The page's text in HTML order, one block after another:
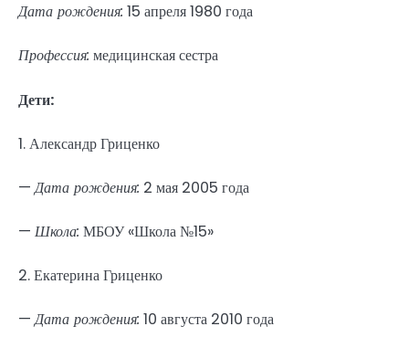
Дата рождения: 15 апреля 1980 года
Профессия: медицинская сестра
Дети:
1. Александр Гриценко
—Дата рождения: 2 мая 2005 года
— Школа: МБОУ «Школа №15»
2. Екатерина Гриценко
—Дата рождения: 10 августа 2010 года